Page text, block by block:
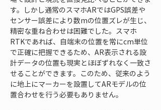
す。しかし通常のスマホARではGPS誤差や
センサー誤差により数mの位置ズレが生じ、
精密な重ね合わせは困難でした。スマホ
RTKであれば、自端末の位置を常にcm単位
で正確に把握できるため、AR表示される設
計データの位置も現実とほぼずれなく一致さ
せることができます。このため、従来のよう
に地上にマーカーを設置してARモデルの位
置合わせを行う必要もありません。